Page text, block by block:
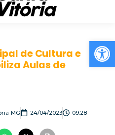
de Cultura e
Aulas de
MG 24/04/2023 09:28